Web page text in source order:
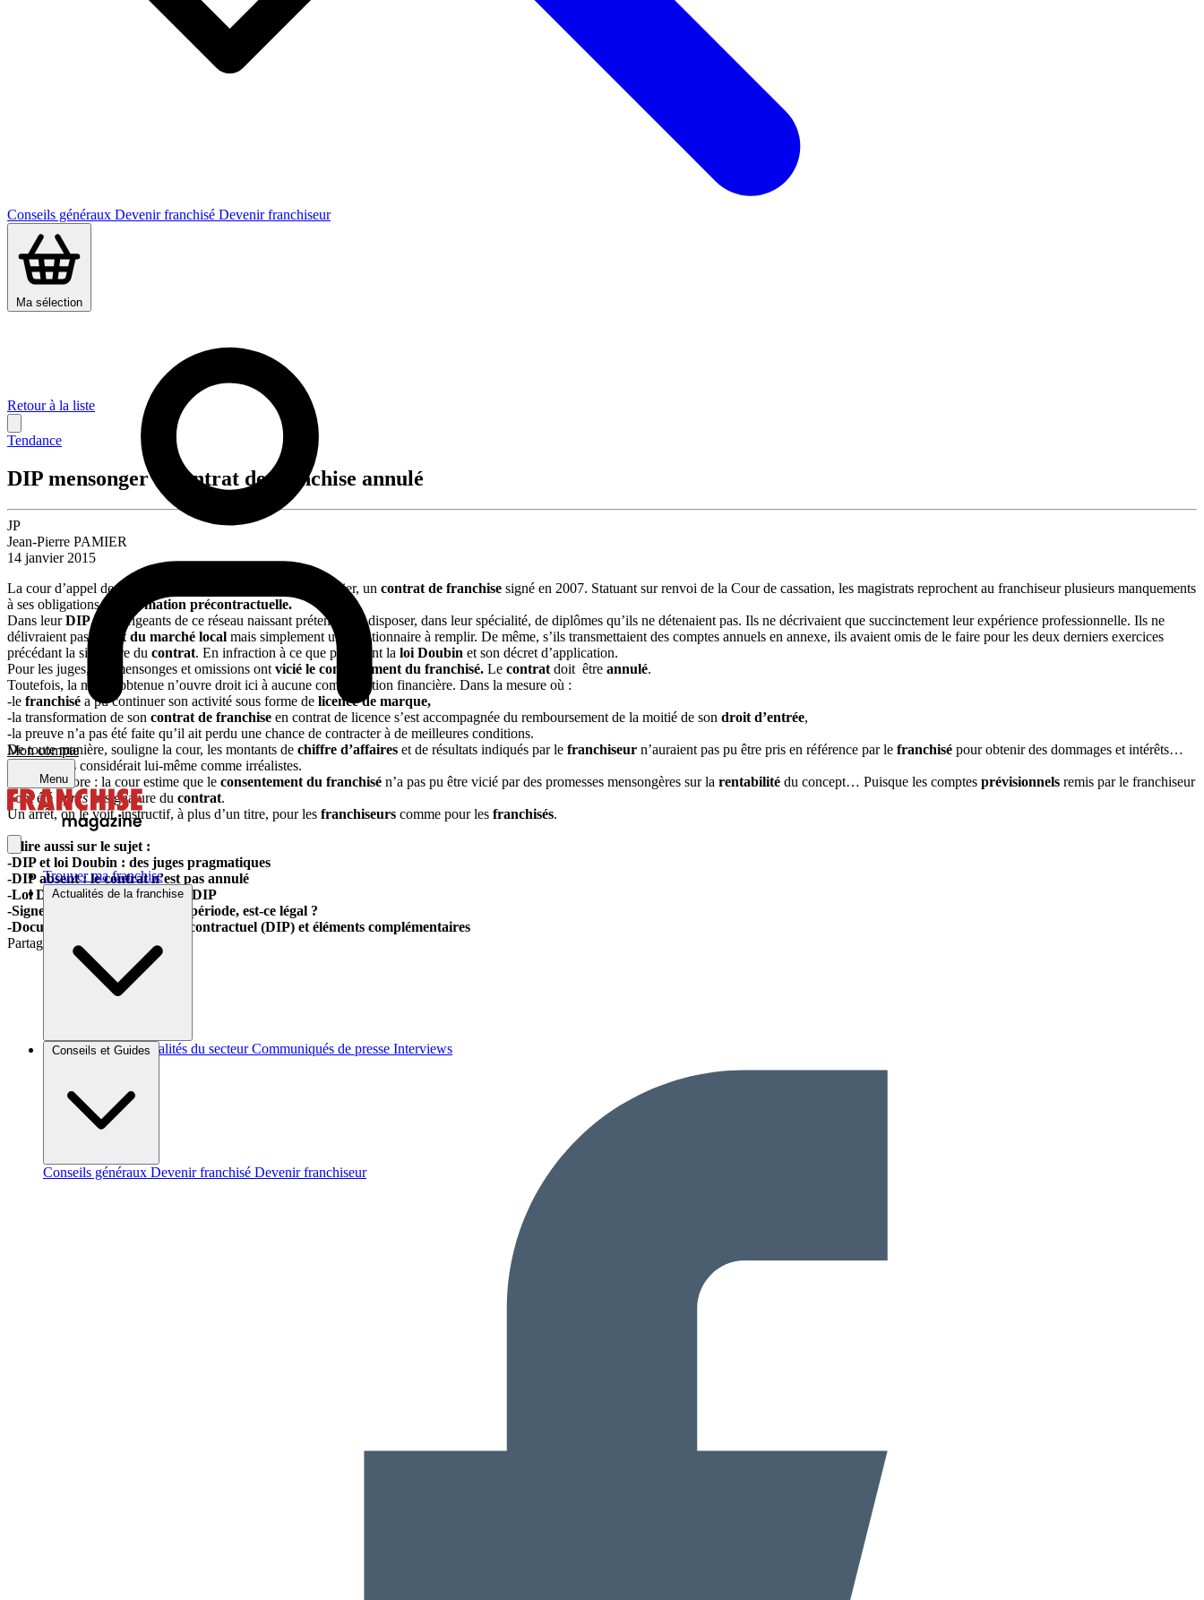
Conseils généraux Devenir franchisé Devenir franchiseur
Ma sélection
Mon compte
Menu
Trouver ma franchise
Actualités de la franchise
Brèves et actus Actualités du secteur Communiqués de presse Interviews
Conseils et Guides
Conseils généraux Devenir franchisé Devenir franchiseur
Retour à la liste
Tendance
DIP mensonger = contrat de franchise annulé
JP
Jean-Pierre PAMIER
14 janvier 2015
La cour d’appel de Paris vient d’annuler, le 29 octobre dernier, un contrat de franchise signé en 2007. Statuant sur renvoi de la Cour de cassation, les magistrats reprochent au franchiseur plusieurs manquements
à ses obligations d’
information précontractuelle.
Dans leurDIP, les dirigeants de ce réseau naissant prétendaient disposer, dans leur spécialité, de diplômes qu’ils ne détenaient pas. Ils ne décrivaient que succinctement leur expérience professionnelle. Ils ne
délivraient pas d’
état du marché local mais simplement un questionnaire à remplir. De même, s’ils transmettaient des comptes annuels en annexe, ils avaient omis de le faire pour les deux derniers exercices
précédant la signature du contrat. En infraction à ce que prévoient la loi Doubin et son décret d’application.
Pour les juges, ces mensonges et omissions ont vicié le consentement du franchisé. Le contrat doit être annulé.
Toutefois, la nullité obtenue n’ouvre droit ici à aucune compensation financière. Dans la mesure où :
-le franchisé a pu continuer son activité sous forme de licence de marque,
-la transformation de son contrat de franchise en contrat de licence s’est accompagnée du remboursement de la moitié de son droit d’entrée,
-la preuve n’a pas été faite qu’il ait perdu une chance de contracter à de meilleures conditions.
De toute manière, souligne la cour, les montants de chiffre d’affaires et de résultats indiqués par le franchiseur n’auraient pas pu être pris en référence par le franchisé pour obtenir des dommages et intérêts…
Puisqu’il les considérait lui-même comme irréalistes.
A noter encore : la cour estime que le consentement du franchisé n’a pas pu être vicié par des promesses mensongères sur la rentabilité du concept… Puisque les comptes prévisionnels remis par le franchiseur
l’ont été après la signature du contrat.
Un arrêt, on le voit, instructif, à plus d’un titre, pour les franchiseurs comme pour les franchisés.
A lire aussi sur le sujet :
-DIP et loi Doubin : des juges pragmatiques
-DIP absent : le contrat n’est pas annulé
-Loi Doubin : bien utiliser son DIP
-Signer trois DIP sur la même période, est-ce légal ?
-Document d’Information Précontractuel (DIP) et éléments complémentaires
Partager sur :